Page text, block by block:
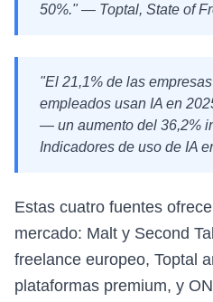
50%." — Toptal, State of
"El 21,1% de las
empleados usan IA en
— un aumento del 36,2%
Indicadores de uso de IA
Estas cuatro fuentes
mercado: Malt y Second
freelance europeo, Toptal
plataformas premium, y